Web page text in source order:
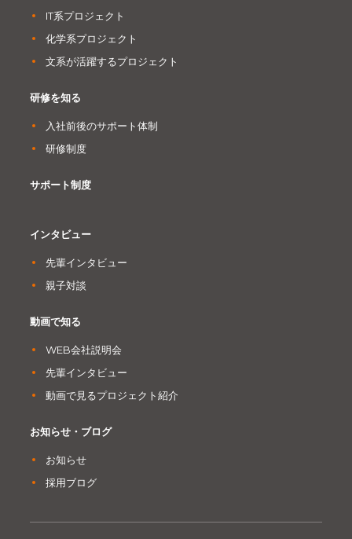
IT系プロジェクト
化学系プロジェクト
文系が活躍するプロジェクト
研修を知る
入社前後のサポート体制
研修制度
サポート制度
インタビュー
先輩インタビュー
親子対談
動画で知る
WEB会社説明会
先輩インタビュー
動画で見るプロジェクト紹介
お知らせ・ブログ
お知らせ
採用ブログ